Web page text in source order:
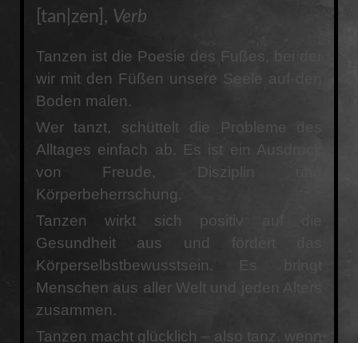
[tan|zen], Verb
Tanzen ist die Poesie des Fußes, bei der
wir mit den Füßen unsere Seele auf den
Boden malen.
Wer tanzt, schüttelt die Probleme des
Alltages einfach ab. Es ist ein Ausdruck
von Freude, Disziplin und
Körperbeherrschung.
Tanzen wirkt sich positiv auf die
Gesundheit aus und fördert das
Körperselbstbewusstsein. Es bringt
Menschen aus aller Welt und jeden Alters
zusammen.
Tanzen macht glücklich – also tanz, wenn